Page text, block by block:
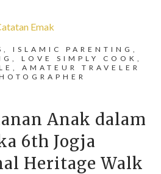
Emak
ISLAMIC PARENTING,
LOVE SIMPLY COOK,
AMATEUR TRAVELER
Anak dalam
6th Jogja
Heritage Walk